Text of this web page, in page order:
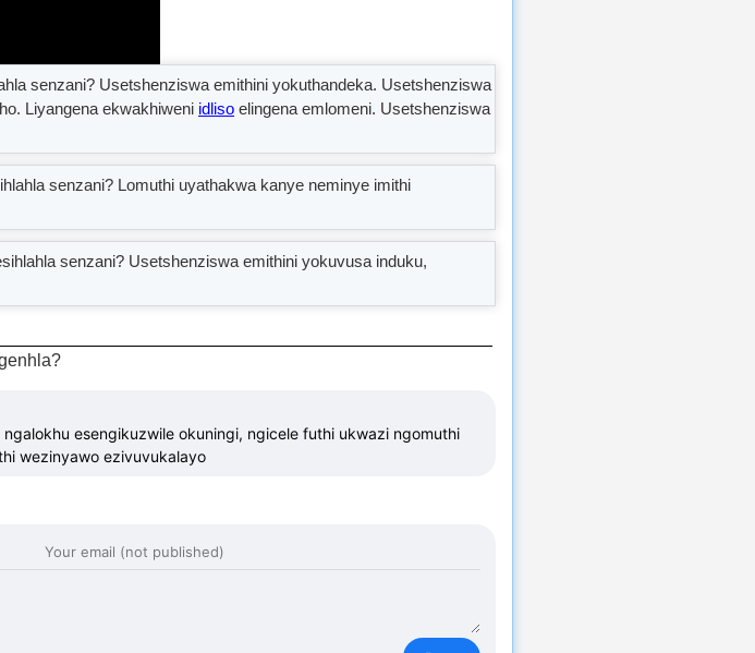
senzani? Usetshenziswa emithini yokuthandeka. Usetshenziswa
Liyangena ekwakhiweni idliso elingena emlomeni. Usetshenziswa
senzani? Lomuthi uyathakwa kanye neminye imithi
senzani? Usetshenziswa emithini yokuvusa induku,
esengikuzwile okuningi, ngicele futhi ukwazi ngomuthi
wezinyawo ezivuvukalayo